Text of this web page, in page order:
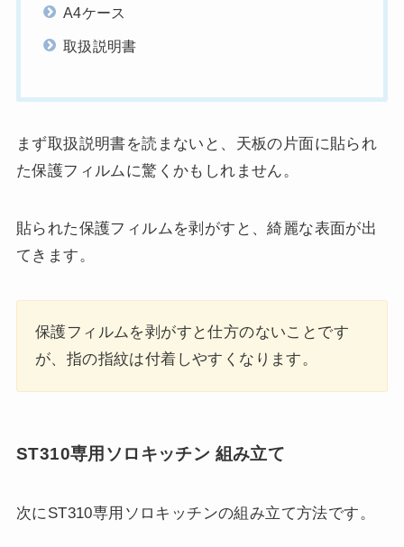
A4ケース
取扱説明書
まず取扱説明書を読まないと、天板の片面に貼られ
た保護フィルムに驚くかもしれません。
貼られた保護フィルムを剥がすと、綺麗な表面が出
てきます。
保護フィルムを剥がすと仕方のないことです
が、指の指紋は付着しやすくなります。
ST310専用ソロキッチン 組み立て
次にST310専用ソロキッチンの組み立て方法です。